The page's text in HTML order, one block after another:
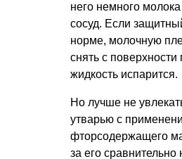
него немного
сосуд. Если
норме, молочную
снять с поверхности
жидкость испарится.
Но лучше не
утварью с
фторсодержащего
за его